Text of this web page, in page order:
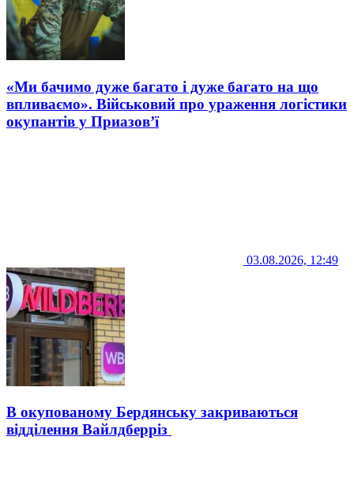
«Ми бачимо дуже багато і дуже багато на що
впливаємо». Військовий про ураження логістики
окупантів у Приазов’ї
03.08.2026, 12:49
В окупованому Бердянську закриваються
відділення Вайлдберріз